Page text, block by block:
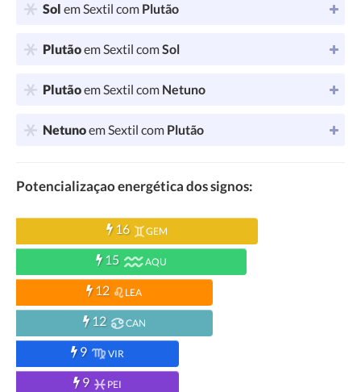
Sol em Sextil com Plutão
Plutãoem Sextil comSol
Plutãoem Sextil com Netuno
Netunoem Sextil com Plutão
Potencializaçao energética dos signos:
16 GEM
15 AQU
12 LEA
12 CAN
9 VIR
9 PEI